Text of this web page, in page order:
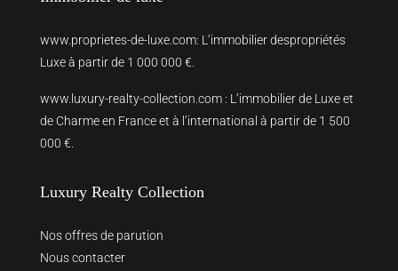
www.proprietes-de-luxe.com: L’immobilier despropriétés
Luxe à partir de 1 000 000 €.
www.luxury-realty-collection.com : L’immobilier de Luxe et
de Charme en France et à l’international à partir de 1 500
000 €.
Luxury Realty Collection
Nos offres de parution
Nous contacter